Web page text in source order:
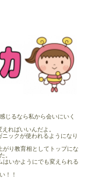
じるなら私から会いにいく
ればいいんだよ。
ックが使われるようになり
り教育相としてトップにな
。
いかようにでも変えられる
！！